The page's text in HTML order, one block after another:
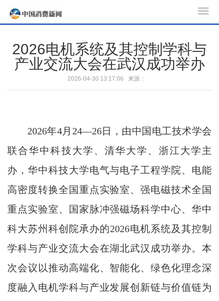
o
g
a
i
o
n
2026电机系统及其控制学科与
产业交流大会在武汉成功举办
2026-04-30 13:17:06 来源：
2026年4月24—26日，由中国电工技术学会
联合华中科技大学、清华大学、浙江大学主
办，华中科技大学电气与电子工程学院、电能
高密度转换全国重点实验室、强电磁技术全国
重点实验室、国家脉冲强磁场科学中心、华中
科大苏州科创院承办的2026电机系统及其控制
学科与产业交流大会在湖北武汉成功举办。本
次会议以推动高端化、智能化、绿色化理念深
度融入电机学科与产业发展创新链与价值链为